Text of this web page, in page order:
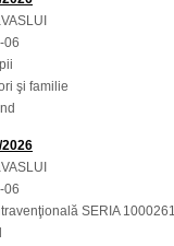
06
şi familie
06
SERIA